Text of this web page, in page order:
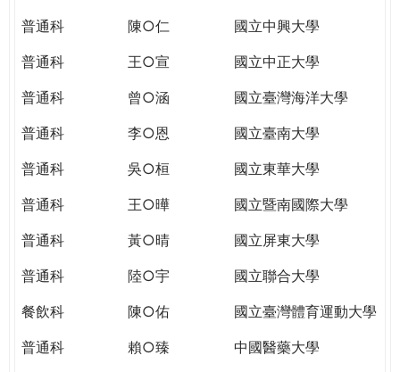
民。
TODAY
WORLD
TOMORROW
YOU
THE
PATH
GLOBAL
普通科
陳○仁
國立中興大學
普通科
王○宣
國立中正大學
普通科
曾○涵
國立臺灣海洋大學
普通科
李○恩
國立臺南大學
普通科
吳○桓
國立東華大學
普通科
王○曄
國立暨南國際大學
普通科
黃○晴
國立屏東大學
普通科
陸○宇
國立聯合大學
餐飲科
陳○佑
國立臺灣體育運動大學
普通科
賴○臻
中國醫藥大學